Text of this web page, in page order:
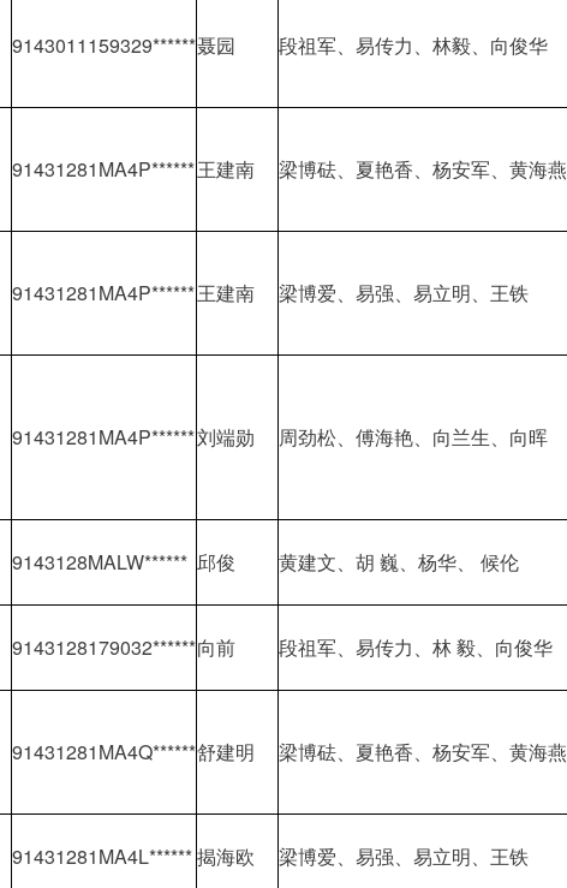
9143011159329******聂园 段祖军、易传力、林毅、向俊华
91431281MA4P******王建南 梁博砝、夏艳香、杨安军、黄海燕
91431281MA4P******王建南 梁博爱、易强、易立明、王铁
91431281MA4P******刘端勋 周劲松、傅海艳、向兰生、向晖
9143128MALW****** 邱俊 黄建文、胡 巍、杨华、 候伦
9143128179032******向前 段祖军、易传力、林 毅、向俊华
91431281MA4Q******舒建明 梁博砝、夏艳香、杨安军、黄海燕
91431281MA4L******揭海欧 梁博爱、易强、易立明、王铁